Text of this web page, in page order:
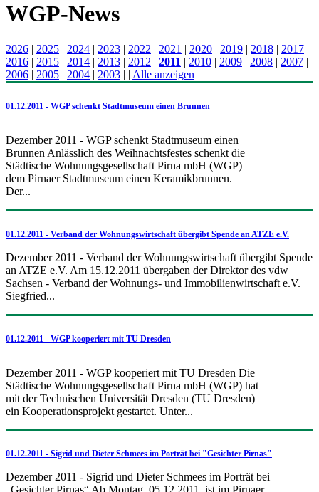
WGP-News
2026 | 2025 | 2024 | 2023 | 2022 | 2021 | 2020 | 2019 | 2018 | 2017 |
2016 | 2015 | 2014 | 2013 | 2012 | 2011 | 2010 | 2009 | 2008 | 2007 |
2006 | 2005 | 2004 | 2003 | | Alle anzeigen
01.12.2011 - WGP schenkt Stadtmuseum einen Brunnen
Dezember 2011 - WGP schenkt Stadtmuseum einen
Brunnen Anlässlich des Weihnachtsfestes schenkt die
Städtische Wohnungsgesellschaft Pirna mbH (WGP)
dem Pirnaer Stadtmuseum einen Keramikbrunnen.
Der...
01.12.2011 - Verband der Wohnungswirtschaft übergibt Spende an ATZE e.V.
Dezember 2011 - Verband der Wohnungswirtschaft übergibt Spende
an ATZE e.V. Am 15.12.2011 übergaben der Direktor des vdw
Sachsen - Verband der Wohnungs- und Immobilienwirtschaft e.V.
Siegfried...
01.12.2011 - WGP kooperiert mit TU Dresden
Dezember 2011 - WGP kooperiert mit TU Dresden Die
Städtische Wohnungsgesellschaft Pirna mbH (WGP) hat
mit der Technischen Universität Dresden (TU Dresden)
ein Kooperationsprojekt gestartet. Unter...
01.12.2011 - Sigrid und Dieter Schmees im Porträt bei "Gesichter Pirnas"
Dezember 2011 - Sigrid und Dieter Schmees im Porträt bei